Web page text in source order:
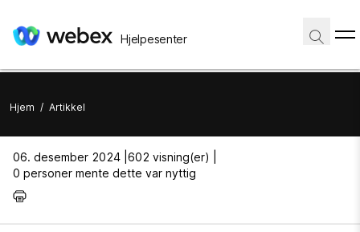
Hjelpesenter
Hjem / Artikkel
06. desember 2024 | 602 visning(er) |
0 personer mente dette var nyttig